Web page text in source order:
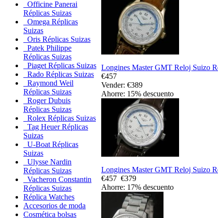
Officine Panerai
Réplicas Suizas
Omega Réplicas
Suizas
Oris Réplicas Suizas
Patek Philippe
Réplicas Suizas
Piaget Réplicas Suizas
Rado Réplicas Suizas
Raymond Weil
Réplicas Suizas
Roger Dubuis
Réplicas Suizas
Rolex Réplicas Suizas
Tag Heuer Réplicas
Suizas
U-Boat Réplicas
Suizas
Ulysse Nardin
Réplicas Suizas
Vacheron Constantin
Réplicas Suizas
Réplica Watches
Accesorios de moda
Cosmética bolsas
Longines Master GMT Reloj Suizo
€457
Vender: €389
Ahorre: 15% descuento
Longines Master GMT Reloj Suizo
€457 €379
Ahorre: 17% descuento